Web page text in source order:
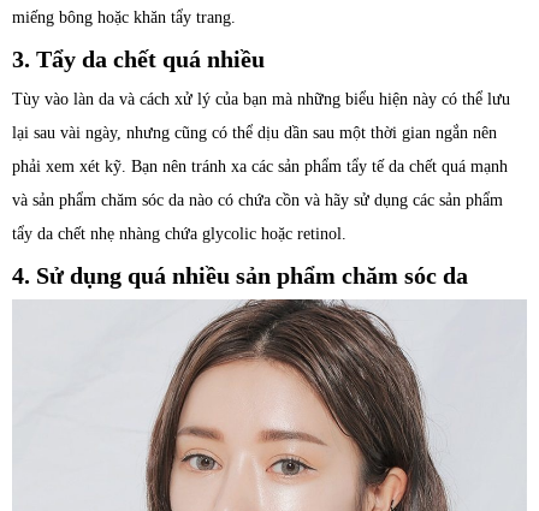
miếng bông hoặc khăn tẩy trang.
3. Tẩy da chết quá nhiều
Tùy vào làn da và cách xử lý của bạn mà những biểu hiện này có thể lưu
lại sau vài ngày, nhưng cũng có thể dịu dần sau một thời gian ngắn nên
phải xem xét kỹ. Bạn nên tránh xa các sản phẩm tẩy tế da chết quá mạnh
và sản phẩm chăm sóc da nào có chứa cồn và hãy sử dụng các sản phẩm
tẩy da chết nhẹ nhàng chứa glycolic hoặc retinol.
4. Sử dụng quá nhiều sản phẩm chăm sóc da